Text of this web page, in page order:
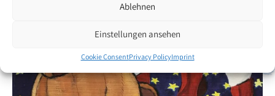
Ablehnen
Einstellungen ansehen
Cookie ConsentPrivacy PolicyImprint